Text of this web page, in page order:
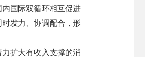
国际双循环相互促进
发力、协调配合，形
扩大有收入支撑的消